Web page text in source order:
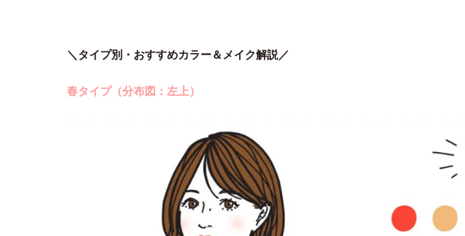
＼タイプ別・おすすめカラー＆メイク解説／
春タイプ（分布図：左上）